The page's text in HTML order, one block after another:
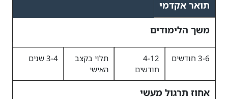
תואר אקדמי
משך הלימודים
3-6 חודשים
4-12
חודשים
תלוי בקצב
האישי
3-4 שנים
אחוז תרגול מעשי